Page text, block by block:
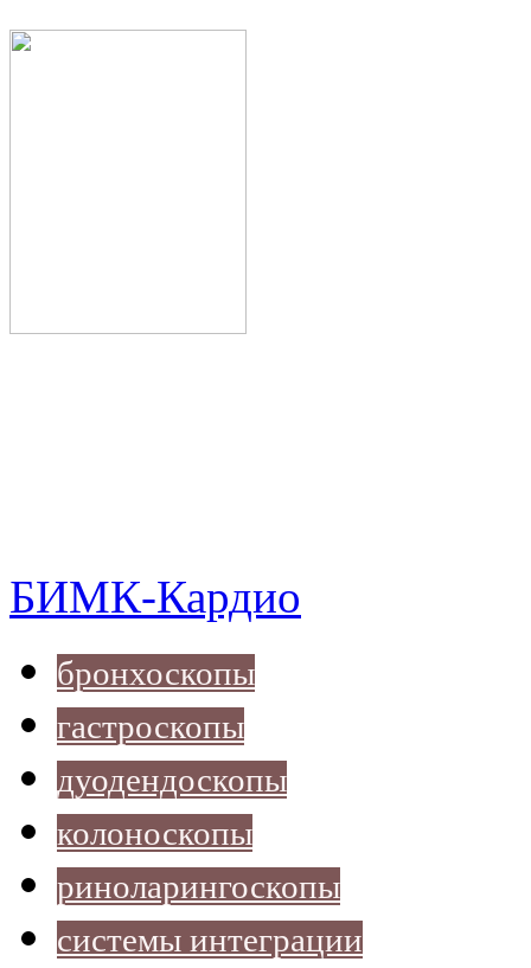
БИМК-Кардио
бронхоскопы
гастроскопы
дуодендоскопы
колоноскопы
риноларингоскопы
системы интеграции